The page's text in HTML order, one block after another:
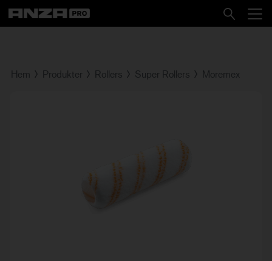
Hem Produkter Rollers Super Rollers Moremex